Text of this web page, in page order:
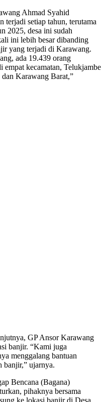
Ahmad Syahid
terjadi setiap tahun, terutama
2025, desa ini sudah
ini lebih besar dibanding
yang terjadi di Karawang.
ada 19.439 orang
empat kecamatan, Telukjambe
Karawang Barat,”
GP Ansor Karawang
banjir. “Kami juga
menggalang bantuan
banjir,” ujarnya.
Bencana (Bagana)
pihaknya bersama
ke lokasi banjir di Desa